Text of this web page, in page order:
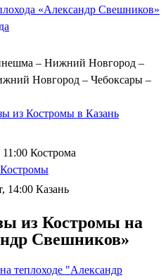
«Александр Свешников»
– Нижний Новгород –
Новгород – Чебоксары –
из Костромы в Казань
Кострома
14:00 Казань
из Костромы на
Свешников»
теплоходе "Александр